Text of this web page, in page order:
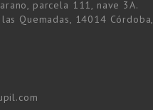
parcela 111, nave 3A.
Quemadas, 14014 Córdoba,